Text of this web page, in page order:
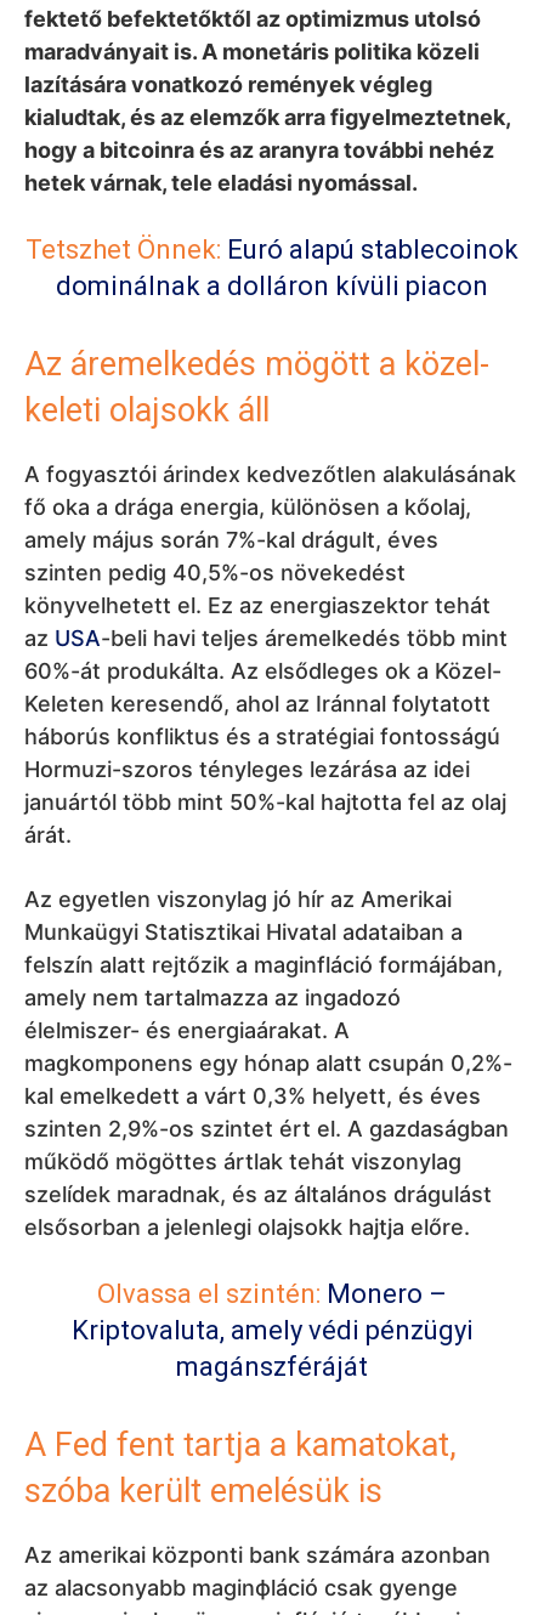
fektető befektetőktől az optimizmus utolsó
maradványait is. A monetáris politika közeli
lazítására vonatkozó remények végleg
kialudtak, és az elemzők arra figyelmeztetnek,
hogy a bitcoinra és az aranyra további nehéz
hetek várnak, tele eladási nyomással.
Tetszhet Önnek: Euró alapú stablecoinok
dominálnak a dolláron kívüli piacon
Az áremelkedés mögött a közel-
keleti olajsokk áll
A fogyasztói árindex kedvezőtlen alakulásának
fő oka a drága energia, különösen a kőolaj,
amely május során 7%-kal drágult, éves
szinten pedig 40,5%-os növekedést
könyvelhetett el. Ez az energiaszektor tehát
az USA-beli havi teljes áremelkedés több mint
60%-át produkálta. Az elsődleges ok a Közel-
Keleten keresendő, ahol az Iránnal folytatott
háborús konfliktus és a stratégiai fontosságú
Hormuzi-szoros tényleges lezárása az idei
januártól több mint 50%-kal hajtotta fel az olaj
árát.
Az egyetlen viszonylag jó hír az Amerikai
Munkaügyi Statisztikai Hivatal adataiban a
felszín alatt rejtőzik a maginfláció formájában,
amely nem tartalmazza az ingadozó
élelmiszer- és energiaárakat. A
magkomponens egy hónap alatt csupán 0,2%-
kal emelkedett a várt 0,3% helyett, és éves
szinten 2,9%-os szintet ért el. A gazdaságban
működő mögöttes ártlak tehát viszonylag
szelídek maradnak, és az általános drágulást
elsősorban a jelenlegi olajsokk hajtja előre.
Olvassa el szintén: Monero –
Kriptovaluta, amely védi pénzügyi
magánszféráját
A Fed fent tartja a kamatokat,
szóba került emelésük is
Az amerikai központi bank számára azonban
az alacsonyabb maginфláció csak gyenge